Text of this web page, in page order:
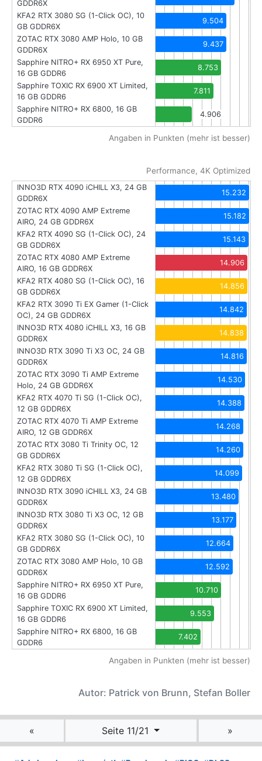
GDDR6X
KFA2 RTX 3080 SG (1-Click OC), 10
GB GDDR6X
9.504
ZOTAC RTX 3080 AMP Holo, 10 GB
GDDR6X
9.437
Sapphire NITRO+ RX 6950 XT Pure,
16 GB GDDR6
8.753
Sapphire TOXIC RX 6900 XT Limited,
16 GB GDDR6
7.811
Sapphire NITRO+ RX 6800, 16 GB
GDDR6
4.906
Angaben in Punkten (mehr ist besser)
Performance, 4K Optimized
INNO3D RTX 4090 iCHILL X3, 24 GB
GDDR6X
15.232
ZOTAC RTX 4090 AMP Extreme
AIRO, 24 GB GDDR6X
15.182
KFA2 RTX 4090 SG (1-Click OC), 24
GB GDDR6X
15.143
ZOTAC RTX 4080 AMP Extreme
AIRO, 16 GB GDDR6X
14.906
KFA2 RTX 4080 SG (1-Click OC), 16
GB GDDR6X
14.856
KFA2 RTX 3090 Ti EX Gamer (1-Click
OC), 24 GB GDDR6X
14.842
INNO3D RTX 4080 iCHILL X3, 16 GB
GDDR6X
14.838
INNO3D RTX 3090 Ti X3 OC, 24 GB
GDDR6X
14.816
ZOTAC RTX 3090 Ti AMP Extreme
Holo, 24 GB GDDR6X
14.530
KFA2 RTX 4070 Ti SG (1-Click OC),
12 GB GDDR6X
14.388
ZOTAC RTX 4070 Ti AMP Extreme
AIRO, 12 GB GDDR6X
14.268
ZOTAC RTX 3080 Ti Trinity OC, 12
GB GDDR6X
14.260
KFA2 RTX 3080 Ti SG (1-Click OC),
12 GB GDDR6X
14.099
INNO3D RTX 3090 iCHILL X3, 24 GB
GDDR6X
13.480
INNO3D RTX 3080 Ti X3 OC, 12 GB
GDDR6X
13.177
KFA2 RTX 3080 SG (1-Click OC), 10
GB GDDR6X
12.664
ZOTAC RTX 3080 AMP Holo, 10 GB
GDDR6X
12.592
Sapphire NITRO+ RX 6950 XT Pure,
16 GB GDDR6
10.710
Sapphire TOXIC RX 6900 XT Limited,
16 GB GDDR6
9.553
Sapphire NITRO+ RX 6800, 16 GB
GDDR6
7.402
Angaben in Punkten (mehr ist besser)
Autor: Patrick von Brunn, Stefan Boller
« Seite 11/21 »